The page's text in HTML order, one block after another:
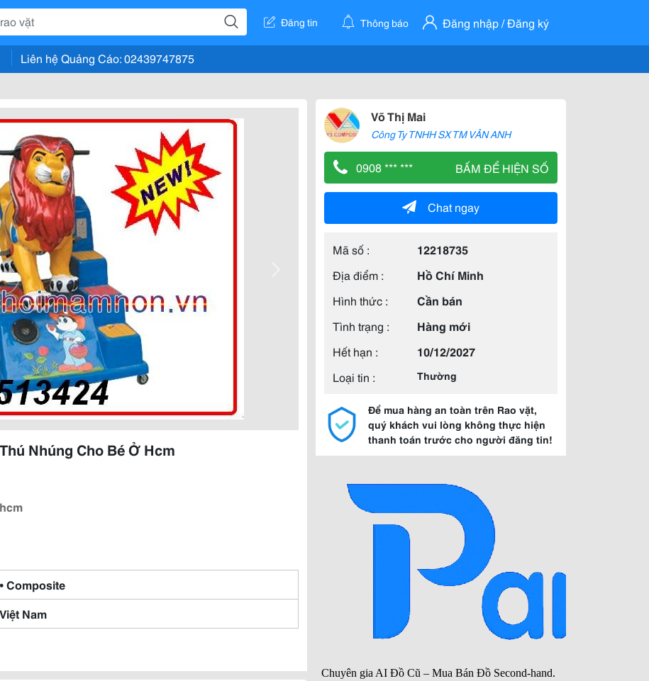
Đăng tin Thông báo Đăng nhập / Đăng ký
Liên hệ Quảng Cáo: 02439747875
Nhúng Cho Bé Ở Hcm
• Composite
Việt Nam
Võ Thị Mai
Công Ty TNHH SX TM VÂN ANH
0908 *** *** BẤM ĐỂ HIỆN SỐ
Chat ngay
Mã số :
12218735
Địa điểm :
Hồ Chí Minh
Hình thức :
Cần bán
Tình trạng :
Hàng mới
Hết hạn :
10/12/2027
Loại tin :
Thường
Để mua hàng an toàn trên Rao vặt,
quý khách vui lòng không thực hiện
thanh toán trước cho người đăng tin!